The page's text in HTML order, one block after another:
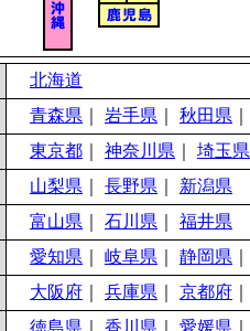
北海道
青森県 岩手県 秋田県
東京都 神奈川県 埼玉県
山梨県 長野県
新潟県
富山県 石川県
福井県
愛知県 岐阜県 静岡県
大阪府 兵庫県 京都府
徳島県 香川県 愛媛県